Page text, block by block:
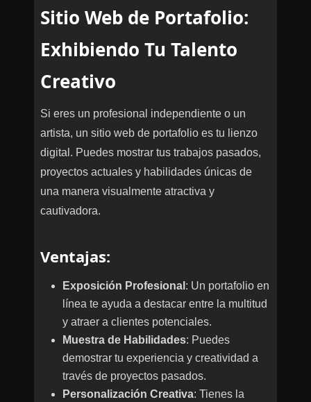
Sitio Web de Portafolio:
Exhibiendo Tu Talento
Creativo
Si eres un profesional independiente o un
artista, un sitio web de portafolio es tu lienzo
digital. Puedes mostrar tus trabajos pasados,
proyectos actuales y habilidades únicas de
una manera visualmente atractiva y
cautivadora.
Ventajas:
Exposición Profesional : Un portafolio en
línea te ayuda a destacar entre la multitud
y atraer a clientes potenciales.
Muestra de Habilidades: Puedes
demostrar tu experiencia y creatividad a
través de proyectos pasados.
Personalización Creativa: Tienes la